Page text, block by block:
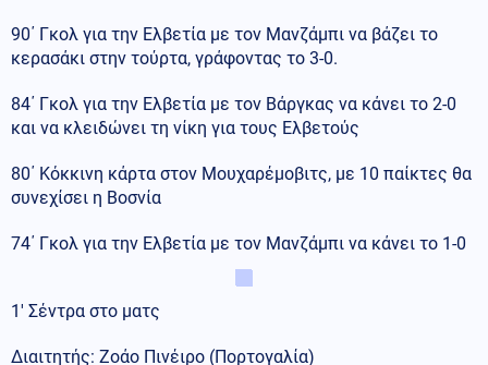
90΄ Γκολ για την Ελβετία με τον Μανζάμπι να βάζει το
κερασάκι στην τούρτα, γράφοντας το 3-0.
84΄ Γκολ για την Ελβετία με τον Βάργκας να κάνει το 2-0
και να κλειδώνει τη νίκη για τους Ελβετούς
80΄ Κόκκινη κάρτα στον Μουχαρέμοβιτς, με 10 παίκτες θα
συνεχίσει η Βοσνία
74΄ Γκολ για την Ελβετία με τον Μανζάμπι να κάνει το 1-0
1′ Σέντρα στο ματς
Διαιτητής: Ζοάο Πινέιρο (Πορτογαλία)